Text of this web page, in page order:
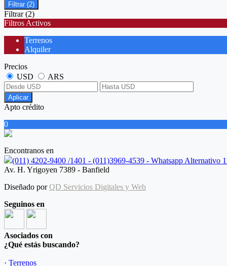
Filtrar (2)
Filtrar (2)
Filtros Activos
Terrenos
Alquiler
Precios
USD
ARS
Aplicar
Apto crédito
0
Encontranos en
(011) 4202-9400 /1401 - (011)3969-4539 - Whatsapp Alternativo
Av. H. Yrigoyen 7389 - Banfield
Diseñado porQD Servicios Digitales y Web
Seguinos en
Asociados con
¿Qué estás buscando?
· Terrenos